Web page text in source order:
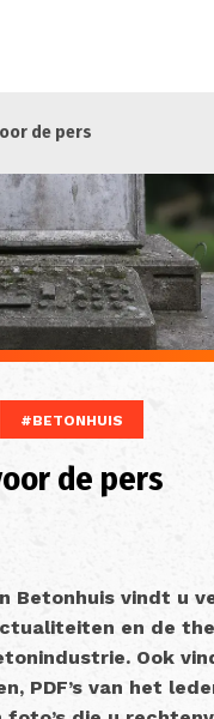
de pers
#BETONHUIS
de pers
Betonhuis vindt u
en de
Ook
PDF’s van het